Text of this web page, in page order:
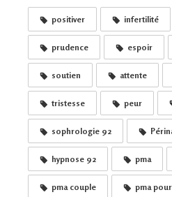
positiver infertilité
prudence espoir
soutien attente
tristesse peur
sophrologie 92
hypnose 92 pma
pma couple pma